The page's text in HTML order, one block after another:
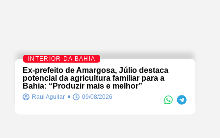
INTERIOR DA BAHIA
Ex-prefeito de Amargosa, Júlio destaca
potencial da agricultura familiar para a
Bahia: “Produzir mais e melhor”
Raul Aguilar 09/08/2026